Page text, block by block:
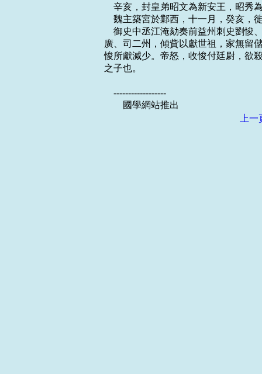
辛亥，封皇弟昭文為新安王，昭秀
魏主築宮於鄴西，十一月，癸亥，
御史中丞江淹劾奏前益州刺史劉
廣、司二州，傾貲以獻世祖，家無留
悛所獻減少。帝怒，收悛付廷尉，欲
之子也。
    ------------------
上一